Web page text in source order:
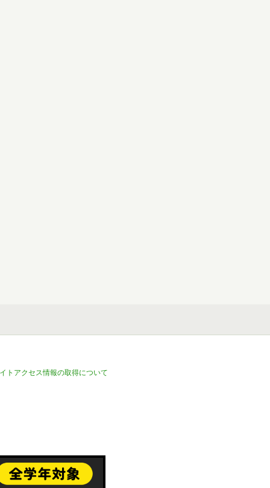
トアクセス情報の取得について